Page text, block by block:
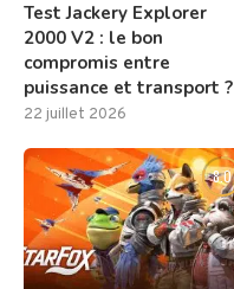
Test Jackery Explorer
2000 V2 : le bon
compromis entre
puissance et transport ?
22 juillet 2026
8.0